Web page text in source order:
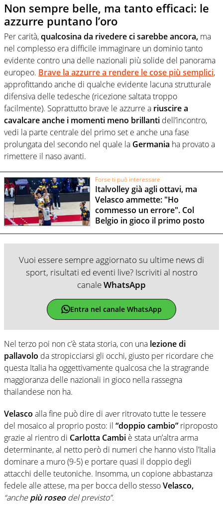
Non sempre belle, ma tanto efficaci: le
azzurre puntano l’oro
Per carità,qualcosina da rivedere ci sarebbe ancora, ma
nel complesso era difficile immaginare un dominio tanto
evidente contro una delle nazionali più solide del panorama
europeo. Brave la azzurre a rendere le cose più semplici,
approfittando anche di qualche evidente lacuna strutturale
difensiva delle tedesche (ricezione saltata troppo
facilmente). Soprattutto brave le azzurre a riuscire a
cavalcare anche i momenti meno brillanti dell’incontro,
vedi la parte centrale del primo set e anche una fase
prolungata del secondo nel quale la Germania ha provato a
rimettere il naso avanti.
Forse ti può interessare
Italvolley già agli ottavi, ma
Velasco ammette: "Ho
commesso un errore". Col
Belgio in gioco il primo posto
Vuoi essere sempre aggiornato su ultime news di
sport, risultati ed eventi live? Iscriviti al nostro
canaleWhatsApp
Entra nel canale WhatsApp
Nel terzo poi non c’è stata storia, con una lezione di
pallavolo da stropicciarsi gli occhi, giusto per ricordare che
questa Italia ha oggettivamente qualcosa che la stragrande
maggioranza delle nazionali in gioco nella rassegna
thailandese non ha.
Velasco alla fine può dire di aver ritrovato tutte le tessere
del mosaico al proprio posto: il “doppio cambio” riproposto
grazie al rientro di Carlotta Cambi è stata un’altra arma
determinante, al netto però di numeri che hanno visto l’Italia
dominare a muro (9-5) e portare quasi il doppio degli
attacchi delle teutoniche. Insomma, un copione abbastanza
fedele alle attese, ma per bocca dello stessoVelasco,
“anchepiù roseodel previsto”.